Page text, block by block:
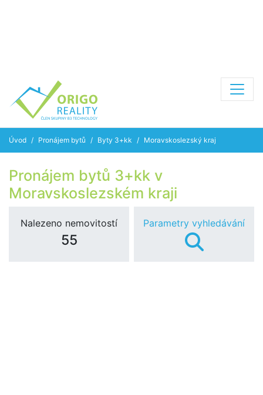
Úvod Pronájem bytů Byty 3+kk Moravskoslezský kraj
Pronájem bytů 3+kk v
Moravskoslezském kraji
Nalezeno nemovitostí
55
Parametry vyhledávání